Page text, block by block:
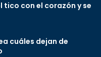
tico con el corazón y se
cuáles dejan de